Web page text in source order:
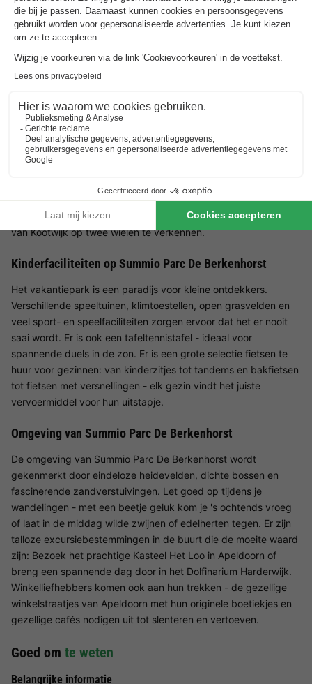
wandel- en fietstochten. Een bezoek aan de beroemde
dierentuin Apenheul in Apeldoorn is ook een seizoensgebonden
optie en ligt binnen handbereik.
Faciliteiten op Summio Parc De Berkenhorst
Of je nu op zoek bent naar een sportieve activiteit of een
ontspannen vakantie, er is voor ieder wat wils op Parc De
Berkenhorst. Plezier voor het hele gezin is gegarandeerd op de
9-holes midgetgolfbaan - wie wordt de winnaar? Gratis Wi-Fi is
beschikbaar in elke bungalow, en kinderen zullen overal op het
stoom af te blazen. Fietsen kunnen gemakkelijk gehuurd
worden bij de receptie - perfect om de prachtige omgeving
van Kootwijk op twee wielen te verkennen.
Kinderfaciliteiten op Summio Parc De Berkenhorst
Het vakantiepark is een paradijs voor kleine ontdekkers.
Verschillende speeltuinen, klimtoestellen, open grasvelden en
veel sport- en speelfaciliteiten zorgen ervoor dat het er nooit
saai wordt. Er is ook een tafeltennistafel - ideaal voor
spannende duels in de zon. Er is een grote selectie fietsen te
huur voor gezinnen: van kinderzitjes tot tandems en bakfietsen
tot fietsen met versnellingen - elk gezin vindt het juiste
vervoermiddel voor hun uitstapje.
Omgeving van Summio Parc De Berkenhorst
De omgeving van Summio Parc De Berkenhorst wordt
gekenmerkt door eindeloze heidevelden, dichte bossen en
fascinerende zandverstuivingen. Let goed op tijdens je
wandelingen - met een beetje geluk kom je 's ochtends vroeg
of laat in de middag wilde zwijnen of edelherten tegen. Er zijn
talloze excursiebestemmingen in de buurt die de moeite waard
zijn: Bezoek het prachtige Kasteel Het Loo in Apeldoorn of
breng een spannende dag door in het Dolfinarium Harderwijk.
Winkelliefhebbers komen ook aan hun trekken - de gezellige
winkelstraatjes van Apeldoorn met hun originele boetiekjes en
gezellige cafés nodigen uit tot slenteren en vertoeven.
Goed om te weten
Belangrijke informatie